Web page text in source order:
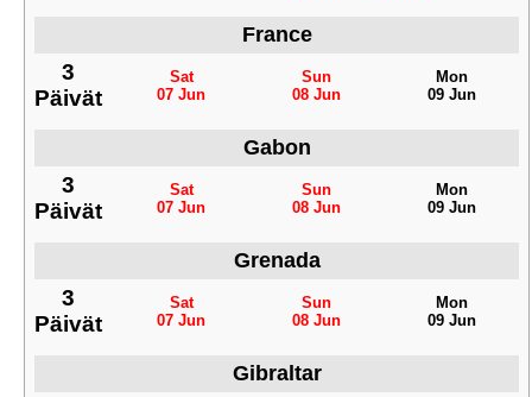
France
3
Päivät
Sat
07 Jun
Sun
08 Jun
Mon
09 Jun
Gabon
3
Päivät
Sat
07 Jun
Sun
08 Jun
Mon
09 Jun
Grenada
3
Päivät
Sat
07 Jun
Sun
08 Jun
Mon
09 Jun
Gibraltar